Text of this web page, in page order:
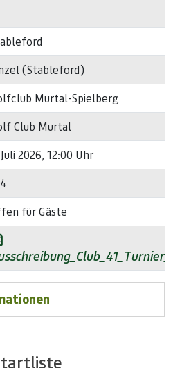
(Stableford)
Murtal-Spielberg
Club Murtal
2026, 12:00 Uhr
für Gäste